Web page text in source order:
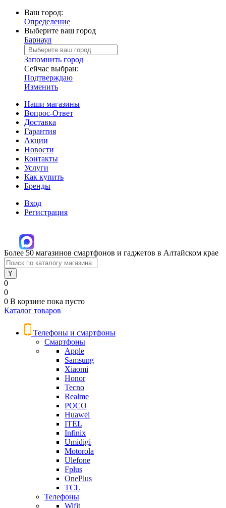
Ваш город:
Определение
Выберите ваш город
Барнаул
Запомнить город
Сейчас выбран:
Подтверждаю
Изменить
Наши магазины
Вопрос-Ответ
Доставка
Гарантия
Акции
Новости
Контакты
Услуги
Как купить
Бренды
Вход
Регистрация
Более 50 магазинов смартфонов и гаджетов в Алтайском крае
0
0
0 В корзине пока пусто
Каталог товаров
Телефоны и смартфоны
Смартфоны
Apple
Samsung
Xiaomi
Honor
Tecno
Realme
POCO
Huawei
ITEL
Infinix
Umidigi
Motorola
Ulefone
Fplus
OnePlus
TCL
Телефоны
Wifit